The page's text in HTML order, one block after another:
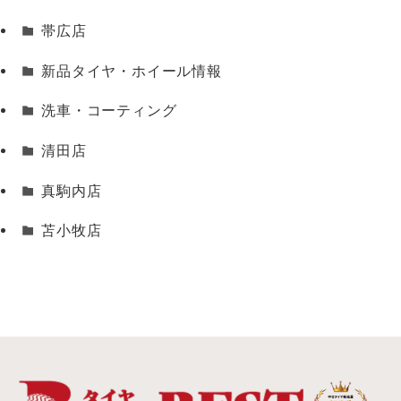
帯広店
新品タイヤ・ホイール情報
洗車・コーティング
清田店
真駒内店
苫小牧店